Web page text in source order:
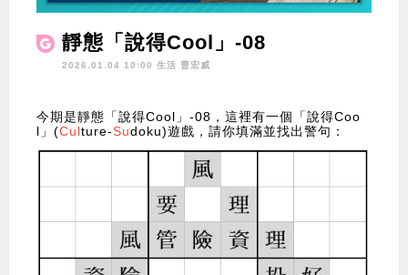
靜態「說得Cool」-08
2026.01.04 10:00 生活 曹宏威
今期是靜態「說得Cool」-08，這裡有一個「說得Coo
l」(Culture-Sudoku)遊戲，請你填滿並找出警句：